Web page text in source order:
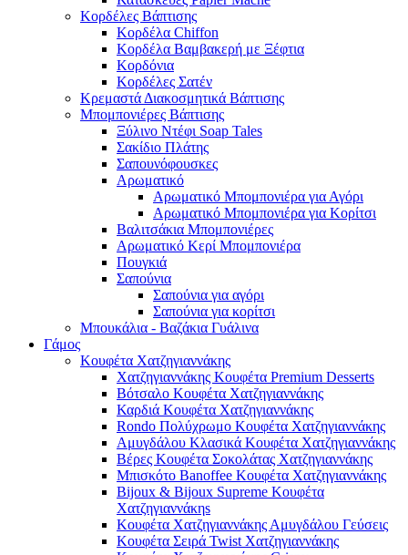
Κορδέλες Βάπτισης
Κορδέλα Chiffon
Κορδέλα Βαμβακερή με Ξέφτια
Κορδόνια
Κορδέλες Σατέν
Κρεμαστά Διακοσμητικά Βάπτισης
Μπομπονιέρες Βάπτισης
Ξύλινο Ντέφι Soap Tales
Σακίδιο Πλάτης
Σαπουνόφουσκες
Αρωματικό
Αρωματικό Μπομπονιέρα για Αγόρι
Αρωματικό Μπομπονιέρα για Κορίτσι
Βαλιτσάκια Μπομπονιέρες
Αρωματικό Κερί Μπομπονιέρα
Πουγκιά
Σαπούνια
Σαπούνια για αγόρι
Σαπούνια για κορίτσι
Μπουκάλια - Βαζάκια Γυάλινα
Γάμος
Κουφέτα Χατζηγιαννάκης
Χατζηγιαννάκης Κουφέτα Premium Desserts
Βότσαλο Κουφέτα Χατζηγιαννάκης
Καρδιά Κουφέτα Χατζηγιαννάκης
Rondo Πολύχρωμο Κουφέτα Χατζηγιαννάκης
Αμυγδάλου Κλασικά Κουφέτα Χατζηγιαννάκης
Βέρες Κουφέτα Σοκολάτας Χατζηγιαννάκης
Μπισκότο Banoffee Κουφέτα Χατζηγιαννάκης
Bijoux & Bijoux Supreme Κουφέτα
Χατζηγιαννάκηs
Κουφέτα Χατζηγιαννάκης Αμυγδάλου Γεύσεις
Κουφέτα Σειρά Twist Χατζηγιαννάκης